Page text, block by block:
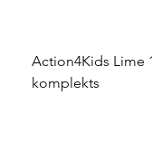
Action4Kids Lime
komplekts